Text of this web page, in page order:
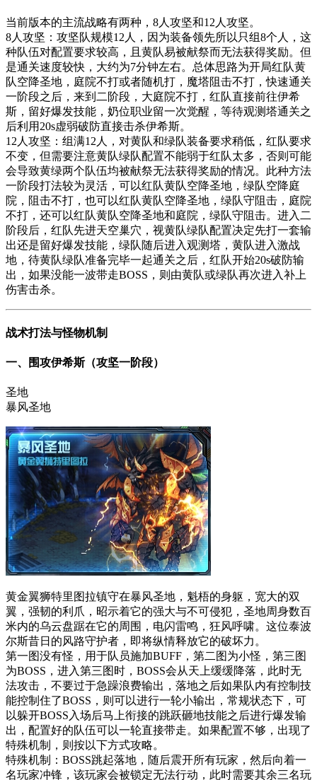
当前版本的主流战略有两种，8人攻坚和12人攻坚。
8人攻坚：攻坚队规模12人，因为装备领先所以只组8个人，这
种队伍对配置要求较高，且黄队易被献祭而无法获得奖励。但
是通关速度较快，大约为7分钟左右。总体思路为开局红队黄
队空降圣地，庭院不打或者随机打，魔塔阻击不打，快速通关
一阶段之后，来到二阶段，大庭院不打，红队直接前往伊希
斯，留好爆发技能，奶位职业留一次觉醒，等待观测塔通关之
后利用20s虚弱破防直接击杀伊希斯。
12人攻坚：组满12人，对黄队和绿队装备要求稍低，红队要求
不变，但需要注意黄队绿队配置不能弱于红队太多，否则可能
会导致黄绿两个队伍均被献祭无法获得奖励的情况。此种方法
一阶段打法较为灵活，可以红队黄队空降圣地，绿队空降庭
院，阻击不打，也可以红队黄队空降圣地，绿队守阻击，庭院
不打，还可以红队黄队空降圣地和庭院，绿队守阻击。进入二
阶段后，红队先进天空巢穴，视黄队绿队配置决定先打一套输
出还是留好爆发技能，绿队随后进入观测塔，黄队进入激战
地，待黄队绿队准备完毕一起通关之后，红队开始20s破防输
出，如果没能一波带走BOSS，则由黄队或绿队再次进入补上
伤害击杀。
战术打法与怪物机制
一、围攻伊希斯（攻坚一阶段）
圣地
暴风圣地
黄金翼狮特里图拉镇守在暴风圣地，魁梧的身躯，宽大的双
翼，强韧的利爪，昭示着它的强大与不可侵犯，圣地周身数百
米内的乌云盘踞在它的周围，电闪雷鸣，狂风呼啸。这位泰波
尔斯昔日的风路守护者，即将纵情释放它的破坏力。
第一图没有怪，用于队员施加BUFF，第二图为小怪，第三图
为BOSS，进入第三图时，BOSS会从天上缓缓降落，此时无
法攻击，不要过于急躁浪费输出，落地之后如果队内有控制技
能控制住了BOSS，则可以进行一轮小输出，常规状态下，可
以躲开BOSS入场后马上衔接的跳跃砸地技能之后进行爆发输
出，配置好的队伍可以一轮直接带走。如果配置不够，出现了
特殊机制，则按以下方式攻略。
特殊机制：BOSS跳起落地，随后震开所有玩家，然后向着一
名玩家冲锋，该玩家会被锁定无法行动，此时需要其余三名玩